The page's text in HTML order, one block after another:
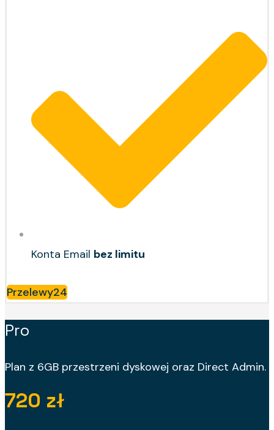
Konta Email bez limitu
Przelewy24
Pro
Plan z 6GB przestrzeni dyskowej oraz Direct Admin.
720 zł